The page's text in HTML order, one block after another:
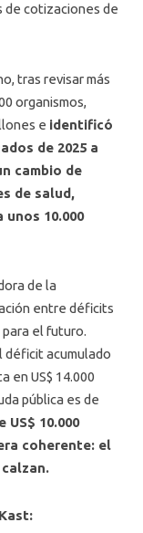
de cotizaciones de
tras revisar más
organismos,
e identificó
de 2025 a
cambio de
de salud,
10.000
de la
entre déficits
el futuro.
déficit acumulado
en US$ 14.000
pública es de
US$ 10.000
coherente: el